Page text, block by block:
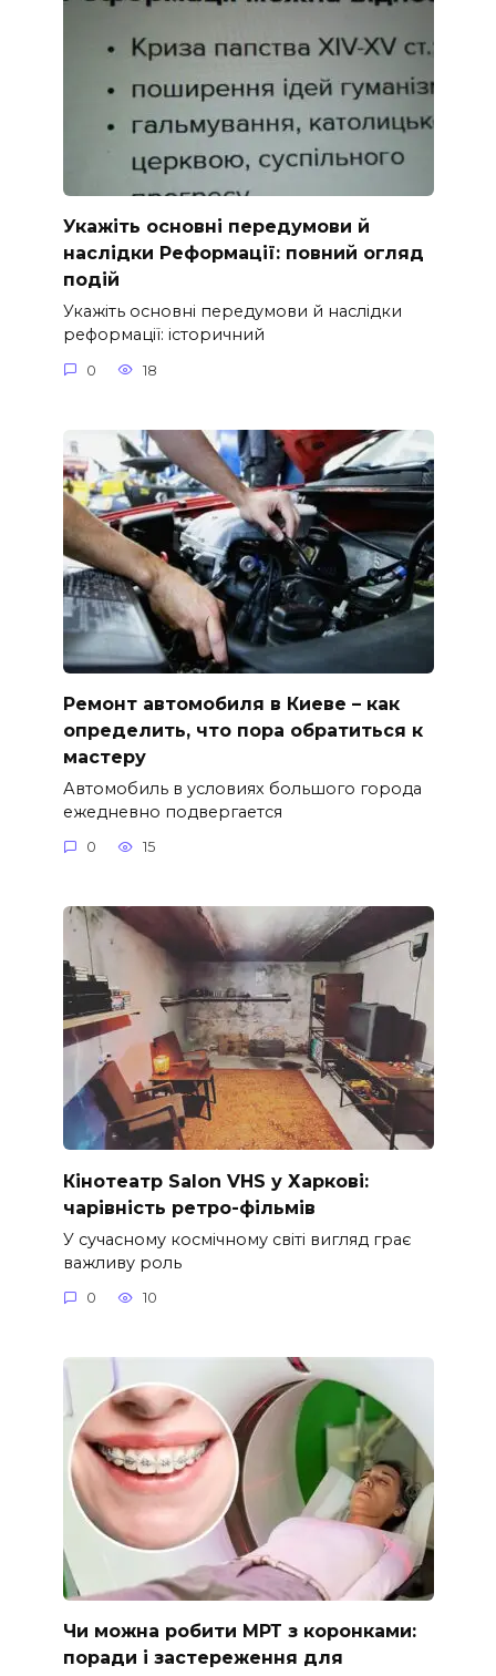
Укажіть основні передумови й
наслідки Реформації: повний огляд
подій
Укажіть основні передумови й наслідки
реформації: історичний
0 18
Ремонт автомобиля в Киеве – как
определить, что пора обратиться к
мастеру
Автомобиль в условиях большого города
ежедневно подвергается
0 15
Кінотеатр Salon VHS у Харкові:
чарівність ретро-фільмів
У сучасному космічному світі вигляд грає
важливу роль
0 10
Чи можна робити МРТ з коронками:
поради і застереження для